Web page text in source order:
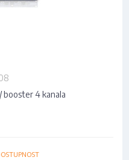
booster 4 kanala